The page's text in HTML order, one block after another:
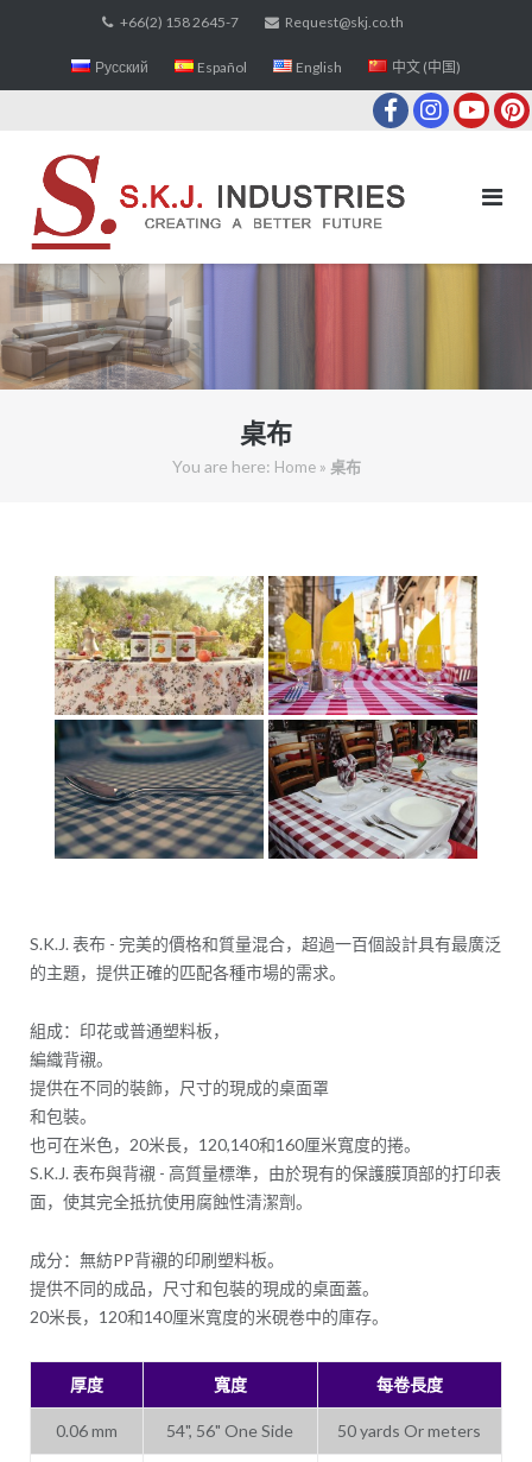
+66(2) 158 2645-7 Request@skj.co.th
Русский Español English 中文 (中国)
桌布
You are here: Home» 桌布
S.K.J. 表布 - 完美的價格和質量混合，超過一百個設計具有最廣泛
的主題，提供正確的匹配各種市場的需求。
組成：印花或普通塑料板，
編織背襯。
提供在不同的裝飾，尺寸的現成的桌面罩
和包裝。
也可在米色，20米長，120,140和160厘米寬度的捲。
S.K.J. 表布與背襯 - 高質量標準，由於現有的保護膜頂部的打印表
面，使其完全抵抗使用腐蝕性清潔劑。
成分：無紡PP背襯的印刷塑料板。
提供不同的成品，尺寸和包裝的現成的桌面蓋。
20米長，120和140厘米寬度的米硯卷中的庫存。
厚度 寬度 每卷長度
0.06 mm 54", 56" One Side 50 yards Or meters